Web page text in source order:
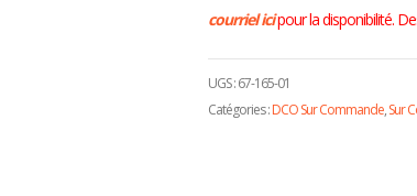
courriel icipour la disponibilité.
UGS :67-165-01
Catégories :DCO Sur Commande,Sur